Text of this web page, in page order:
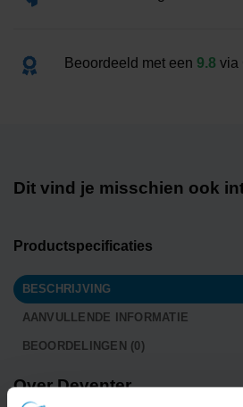
Beoordeeld met een 9.8 via
Dit vind je misschien ook
Productspecificaties
BESCHRIJVING
AANVULLENDE INFORMATIE
BEOORDELINGEN (0)
Over Deventer